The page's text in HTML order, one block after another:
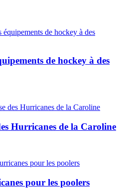
de hockey à des
Hurricanes de la Caroline
pour les poolers